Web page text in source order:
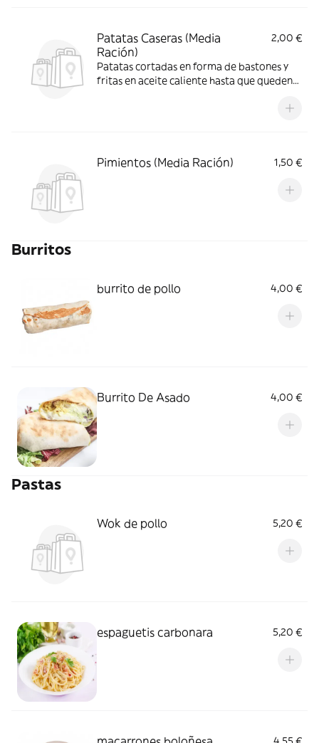
Patatas Caseras (Media
Ración)
2,00 €
Patatas cortadas en forma de bastones y
fritas en aceite caliente hasta que queden
Pimientos (Media Ración) 1,50 €
Burritos
burrito de pollo 4,00 €
Burrito De Asado 4,00 €
Pastas
Wok de pollo 5,20 €
espaguetis carbonara 5,20 €